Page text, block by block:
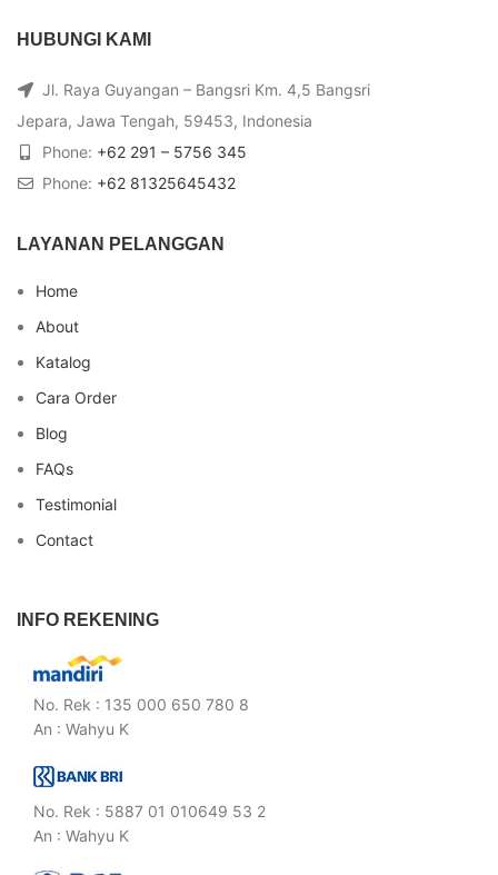
HUBUNGI KAMI
Jl. Raya Guyangan – Bangsri Km. 4,5 Bangsri
Jepara, Jawa Tengah, 59453, Indonesia
Phone: +62 291 – 5756 345
Phone: +62 81325645432
LAYANAN PELANGGAN
Home
About
Katalog
Cara Order
Blog
FAQs
Testimonial
Contact
INFO REKENING
No. Rek : 135 000 650 780 8
An : Wahyu K
No. Rek : 5887 01 010649 53 2
An : Wahyu K